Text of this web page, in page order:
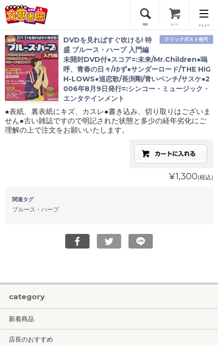
検索 カート メニュー
会員登録
ログイン
クリックポスト他可
DVDを見ればすぐ吹ける! 特
盛 ブルース・ハープ 入門編
未開封DVD付●スコア=:未来/Mr.Children●嗚
呼、青春の日々/ゆず●サンダーロード/THE HIG
H-LOWS●巡恋歌/長渕剛/青いベンチ/サスケ●2
006年8月9日発行=:シンコー・ミュージック・
エンタテインメント
●表紙、裏表紙にキズ、カスレ●書き込み、切り取りはございま
せん●古い雑誌ですので明記された状態と多少の経年劣化にご
理解の上で注文をお願いいたします。
¥1,300(税込)
関連タグ
ブルース・ハープ
category
新着商品
店長のおすすめ